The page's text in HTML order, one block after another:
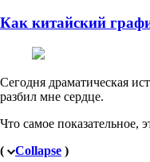
Как китайский
Сегодня драматическая
разбил мне сердце.
Что самое
(
Collapse )